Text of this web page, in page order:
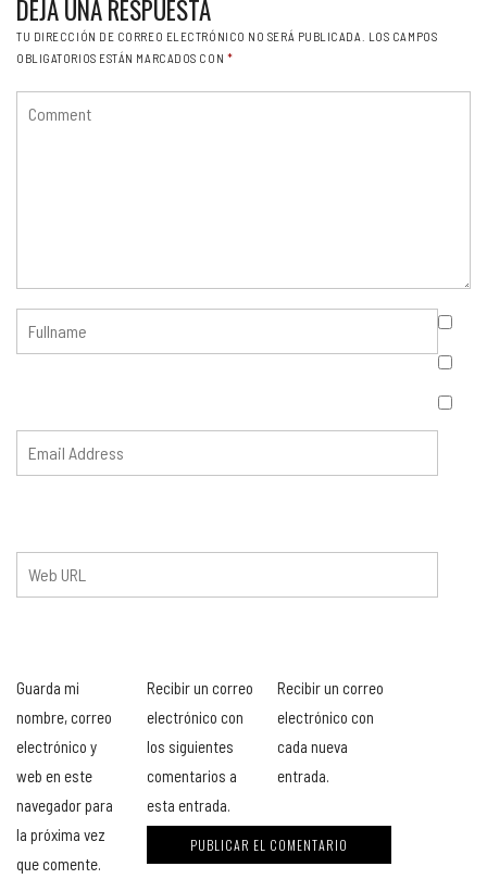
DEJA UNA RESPUESTA
TU DIRECCIÓN DE CORREO ELECTRÓNICO NO SERÁ PUBLICADA.
LOS CAMPOS
OBLIGATORIOS ESTÁN MARCADOS CON *
Guarda mi
nombre, correo
electrónico y
web en este
navegador para
la próxima vez
que comente.
Recibir un correo
electrónico con
los siguientes
comentarios a
esta entrada.
Recibir un correo
electrónico con
cada nueva
entrada.